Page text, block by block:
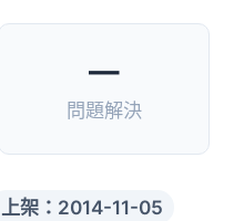
—
問題解決
上架：2014-11-05